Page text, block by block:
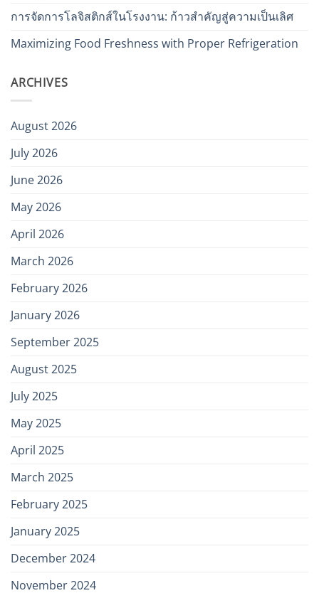
การจัดการโลจิสติกส์ในโรงงาน: ก้าวสำคัญสู่ความเป็นเลิศ
Maximizing Food Freshness with Proper Refrigeration
ARCHIVES
August 2026
July 2026
June 2026
May 2026
April 2026
March 2026
February 2026
January 2026
September 2025
August 2025
July 2025
May 2025
April 2025
March 2025
February 2025
January 2025
December 2024
November 2024